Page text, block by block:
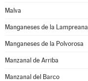
Malva
Manganeses de la Lampreana
Manganeses de la Polvorosa
Manzanal de Arriba
Manzanal del Barco